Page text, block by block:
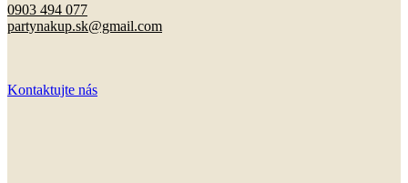
0903 494 077
partynakup.sk@gmail.com
Kontaktujte nás